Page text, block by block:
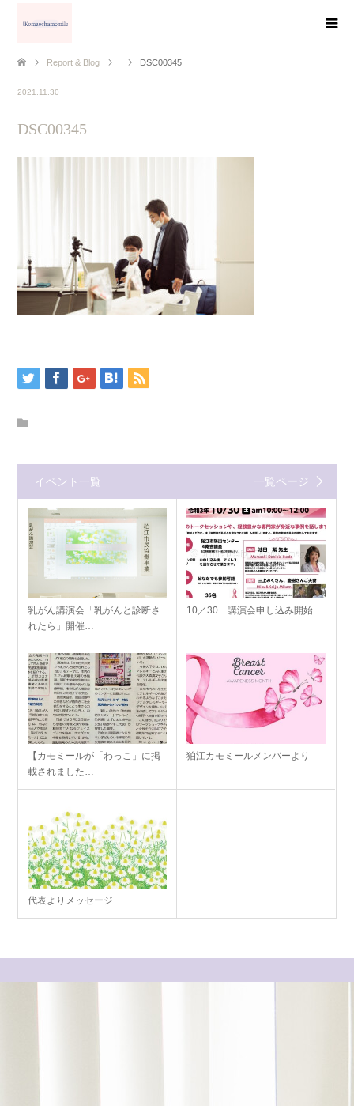
Report & Blog DSC00345
2021.11.30
DSC00345
イベント一覧 一覧ページ
乳がん講演会「乳がんと診断さ
れたら」開催…
10／30 講演会申し込み開始
【カモミールが「わっこ」に掲
載されました…
狛江カモミールメンバーより
代表よりメッセージ